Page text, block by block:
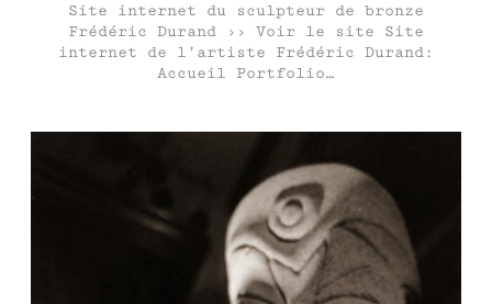
Site internet du sculpteur de bronze
Frédéric Durand ›› Voir le site Site
internet de l’artiste Frédéric Durand:
Accueil Portfolio…